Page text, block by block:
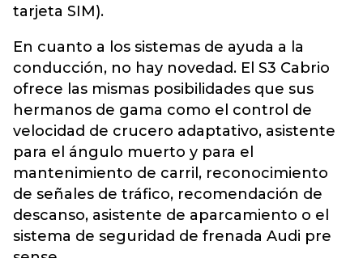
tarjeta SIM).
En cuanto a los sistemas de ayuda a la
conducción, no hay novedad. El S3 Cabrio
ofrece las mismas posibilidades que sus
hermanos de gama como el control de
velocidad de crucero adaptativo, asistente
para el ángulo muerto y para el
mantenimiento de carril, reconocimiento
de señales de tráfico, recomendación de
descanso, asistente de aparcamiento o el
sistema de seguridad de frenada Audi pre